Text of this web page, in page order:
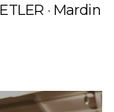
· Mardin